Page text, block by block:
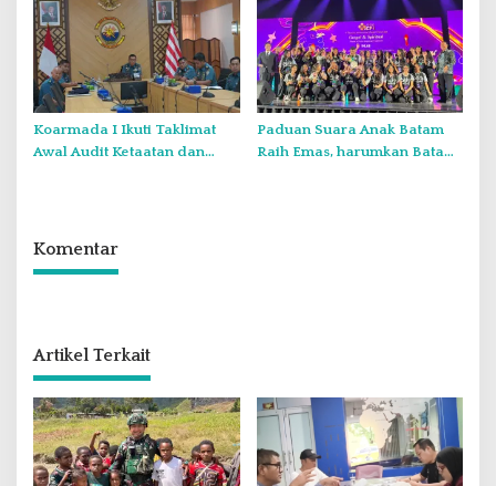
Laut Natuna Utara
Koarmada I Ikuti Taklimat
Awal Audit Ketaatan dan
Paduan Suara Anak Batam
Raih Emas, harumkan Batam
Komentar
Artikel Terkait